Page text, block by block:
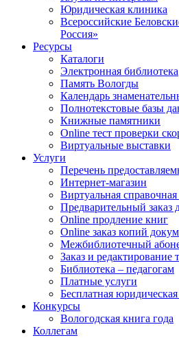
Юридическая клиника
Всероссийские
Россия»
Ресурсы
Каталоги
Электронная библиотека
Память Вологды
Календарь
Полнотекстовые базы
Книжные памятники
Online тест проверки
Виртуальные выставки
Услуги
Перечень
Интернет-магазин
Виртуальная
Предварительный заказ
Online продление книг
Online заказ копий
Межбиблиотечный
Заказ и редактирование
Библиотека – педагогам
Платные услуги
Бесплатная
Конкурсы
Вологодская книга года
Коллегам